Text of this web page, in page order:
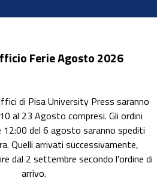
Pubblica con noi
Ferie Agosto 2026
di Pisa University Press saranno
al 23 Agosto compresi. Gli ordini
del 6 agosto saranno spediti
Quelli arrivati successivamente,
dal 2 settembre secondo l'ordine di
arrivo.